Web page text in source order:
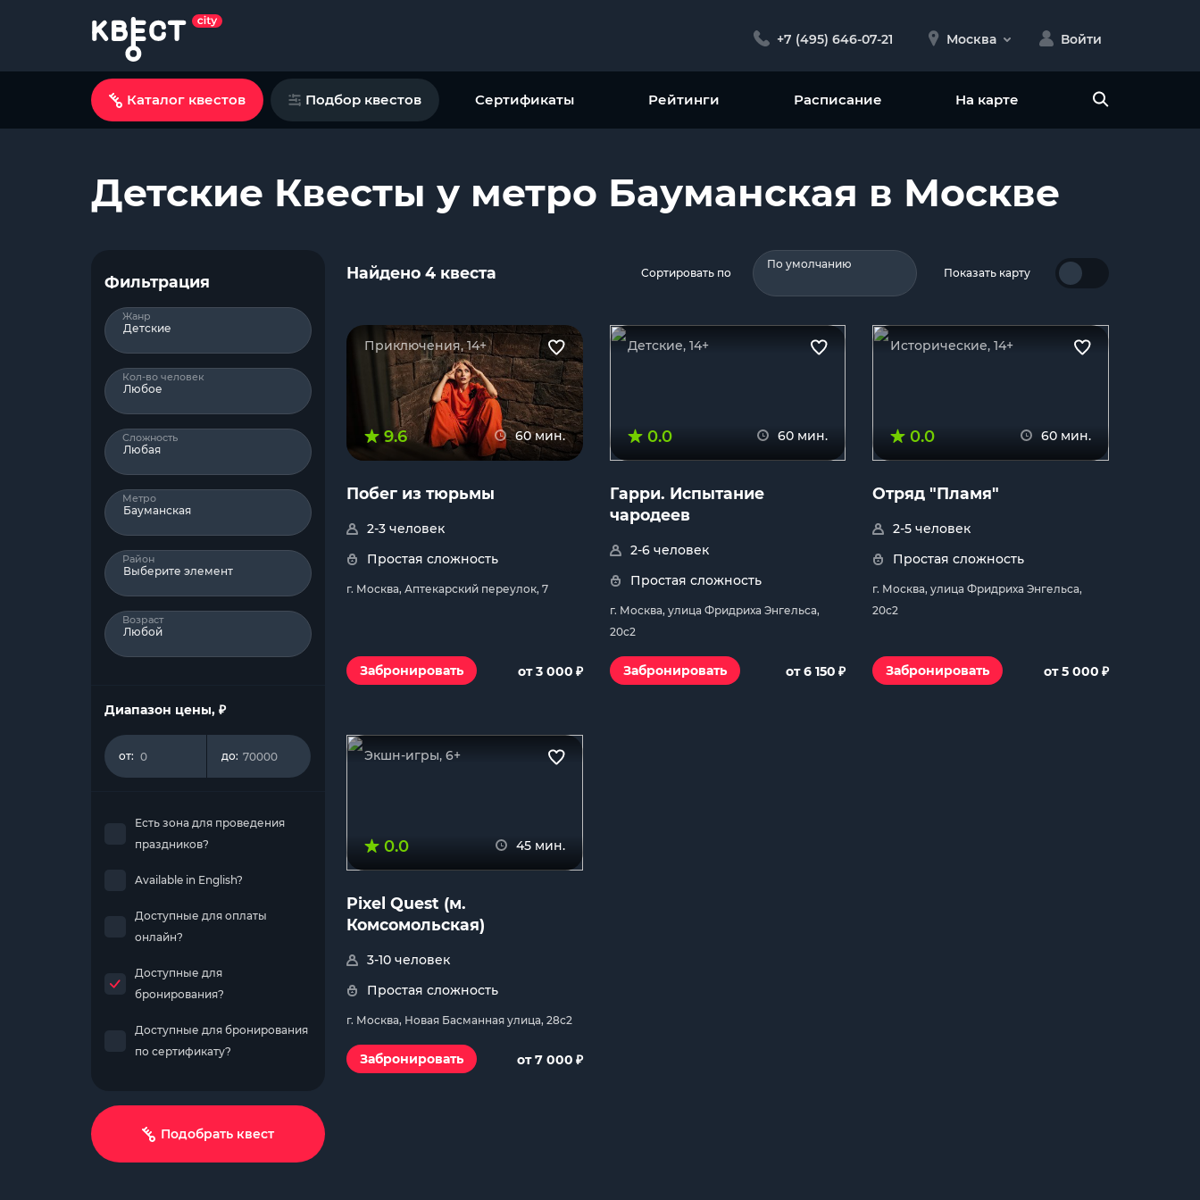
+7 (495) 646-07-21 Москва Войти
Каталог квестов Подбор квестов Сертификаты Рейтинги Расписание На карте
Детские Квесты у метро Бауманская в Москве
Фильтрация
Жанр
Детские
Кол-во человек
Любое
Сложность
Любая
Метро
Бауманская
Район
Выберите элемент
Возраст
Любой
Диапазон цены, ₽
от: до:
Есть зона для проведения
праздников?
Available in English?
Доступные для оплаты
онлайн?
Доступные для
бронирования?
Доступные для бронирования
по сертификату?
Подобрать квест
Найдено 4 квеста Сортировать по
По умолчанию
Показать карту
Приключения, 14+
9.6 60 мин.
Побег из тюрьмы
2-3 человек
Простая сложность
г. Москва, Аптекарский переулок, 7
Забронировать от 3 000 ₽
Детские, 14+
0.0 60 мин.
Гарри. Испытание
чародеев
2-6 человек
Простая сложность
г. Москва, улица Фридриха Энгельса,
20с2
Забронировать от 6 150 ₽
Исторические, 14+
0.0 60 мин.
Отряд "Пламя"
2-5 человек
Простая сложность
г. Москва, улица Фридриха Энгельса,
20с2
Забронировать от 5 000 ₽
Экшн-игры, 6+
0.0 45 мин.
Pixel Quest (м.
Комсомольская)
3-10 человек
Простая сложность
г. Москва, Новая Басманная улица, 28с2
Забронировать от 7 000 ₽